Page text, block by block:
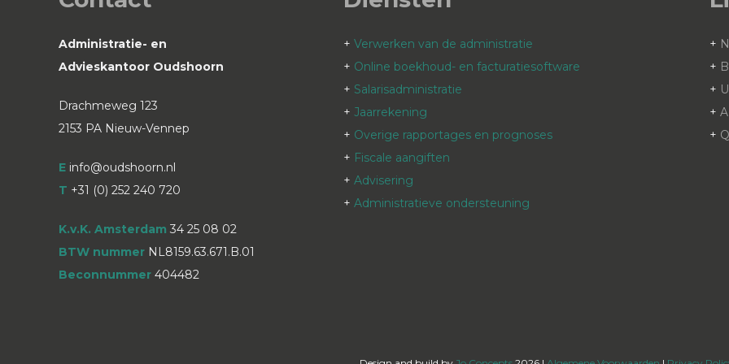
Administratie- en
Advieskantoor Oudshoorn
Drachmeweg 123
2153 PA Nieuw-Vennep
E info@oudshoorn.nl
T +31 (0) 252 240 720
K.v.K. Amsterdam 34 25 08 02
BTW nummer NL8159.63.671.B.01
Beconnummer 404482
+ Verwerken van de administratie
+ Online boekhoud- en facturatiesoftware
+ Salarisadministratie
+ Jaarrekening
+ Overige rapportages en prognoses
+ Fiscale aangiften
+ Advisering
+ Administratieve ondersteuning
+
+
+
+
+